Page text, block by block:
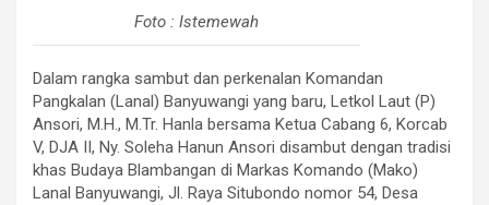
Foto : Istemewah
Dalam rangka sambut dan perkenalan Komandan
Pangkalan (Lanal) Banyuwangi yang baru, Letkol Laut (P)
Ansori, M.H., M.Tr. Hanla bersama Ketua Cabang 6, Korcab
V, DJA II, Ny. Soleha Hanun Ansori disambut dengan tradisi
khas Budaya Blambangan di Markas Komando (Mako)
Lanal Banyuwangi, Jl. Raya Situbondo nomor 54, Desa